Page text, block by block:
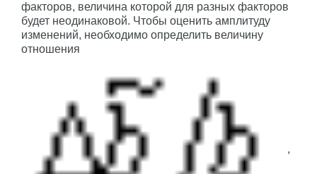
факторов, величина которой для разных факторов
будет неодинаковой. Чтобы оценить амплитуду
изменений, необходимо определить величину
отношения
,